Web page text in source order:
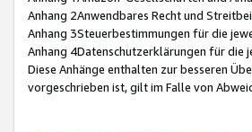
Anhang 2Anwendbares Recht und
Anhang 3Steuerbestimmungen für die
Anhang 4Datenschutzerklärungen für die
Diese Anhänge enthalten zur besseren
vorgeschrieben ist, gilt im Falle von